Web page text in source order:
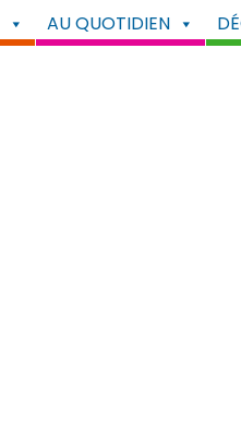
AU QUOTIDIEN